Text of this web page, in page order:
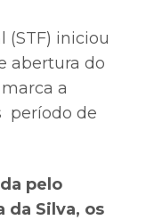
(STF) iniciou
abertura do
a
período de
pelo
da Silva, os